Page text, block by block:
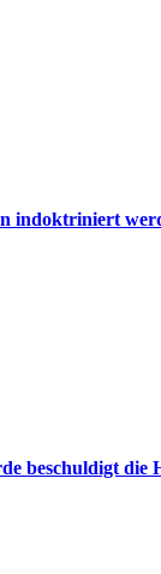
indoktriniert
beschuldigt die